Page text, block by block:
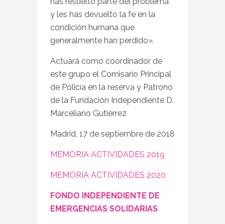
y les has devuelto la fe en la
condición humana que
generalmente han perdido».
Actuará como coordinador de
este grupo el Comisario Principal
de Policía en la reserva y Patrono
de la Fundación Independiente D.
Marceliano Gutiérrez
Madrid, 17 de septiembre de 2018
MEMORIA ACTIVIDADES 2019
MEMORIA ACTIVIDADES 2020
FONDO INDEPENDIENTE DE
EMERGENCIAS SOLIDARIAS